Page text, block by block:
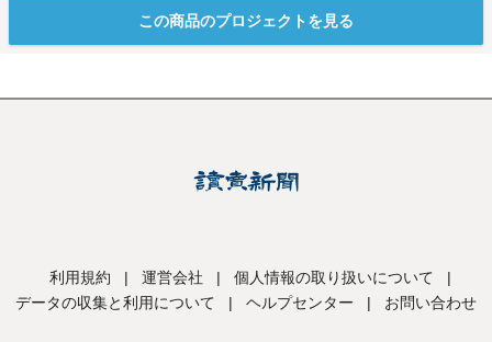
この商品のプロジェクトを見る
利用規約 | 運営会社 | 個人情報の取り扱いについて
|
データの収集と利用について
| ヘルプセンター | お問い合わせ